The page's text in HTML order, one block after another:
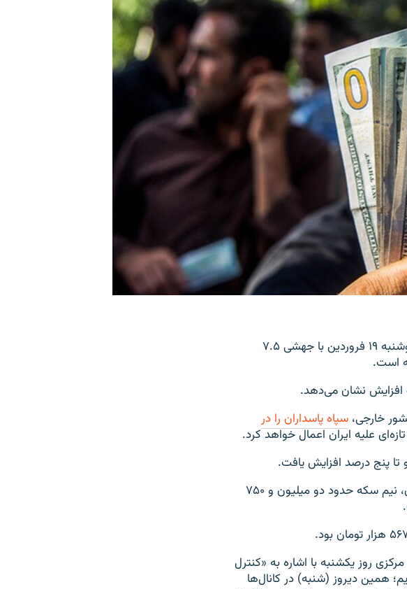
گزارش‌ها از ایران حاکی است که نرخ دلار طی ساعات پایانی روز دوشنبه ۱۹ فروردین با جهشی ۷.۵
خارجی،سپاه پاسداران را در
علیه ایران اعمال خواهد کرد.
تا پنج درصد افزایش یافت.
قیمت تمام سکه بهار آزادی به حدود چهار میلیون ۷۸۰ هزار تومان، نیم سکه حدود دو میلیون و ۷۵۰
روز یکشنبه با اشاره به «کنترل
همین دیروز (شنبه) در کانال‌ها